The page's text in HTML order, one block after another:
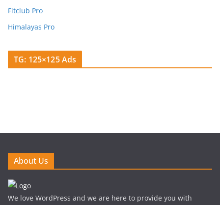
Fitclub Pro
Himalayas Pro
TG: 125×125 Ads
About Us
We love WordPress and we are here to provide you with